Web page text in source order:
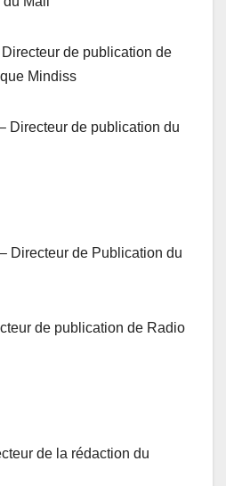
de publication de
Mindiss
Directeur de publication du
Directeur de Publication du
de publication de Radio
de la rédaction du